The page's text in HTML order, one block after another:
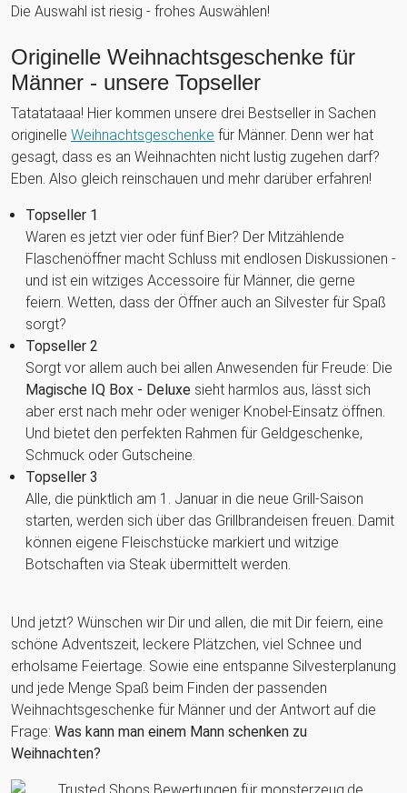
Die Auswahl ist riesig - frohes Auswählen!
Originelle Weihnachtsgeschenke für
Männer - unsere Topseller
Tatatataaa! Hier kommen unsere drei Bestseller in Sachen
originelle Weihnachtsgeschenke für Männer. Denn wer hat
gesagt, dass es an Weihnachten nicht lustig zugehen darf?
Eben. Also gleich reinschauen und mehr darüber erfahren!
Topseller 1
Waren es jetzt vier oder fünf Bier? Der Mitzählende
Flaschenöffner macht Schluss mit endlosen Diskussionen -
und ist ein witziges Accessoire für Männer, die gerne
feiern. Wetten, dass der Öffner auch an Silvester für Spaß
sorgt?
Topseller 2
Sorgt vor allem auch bei allen Anwesenden für Freude: Die
Magische IQ Box - Deluxe sieht harmlos aus, lässt sich
aber erst nach mehr oder weniger Knobel-Einsatz öffnen.
Und bietet den perfekten Rahmen für Geldgeschenke,
Schmuck oder Gutscheine.
Topseller 3
Alle, die pünktlich am 1. Januar in die neue Grill-Saison
starten, werden sich über das Grillbrandeisen freuen. Damit
können eigene Fleischstücke markiert und witzige
Botschaften via Steak übermittelt werden.
Und jetzt? Wünschen wir Dir und allen, die mit Dir feiern, eine
schöne Adventszeit, leckere Plätzchen, viel Schnee und
erholsame Feiertage. Sowie eine entspanne Silvesterplanung
und jede Menge Spaß beim Finden der passenden
Weihnachtsgeschenke für Männer und der Antwort auf die
Frage: Was kann man einem Mann schenken zu
Weihnachten?